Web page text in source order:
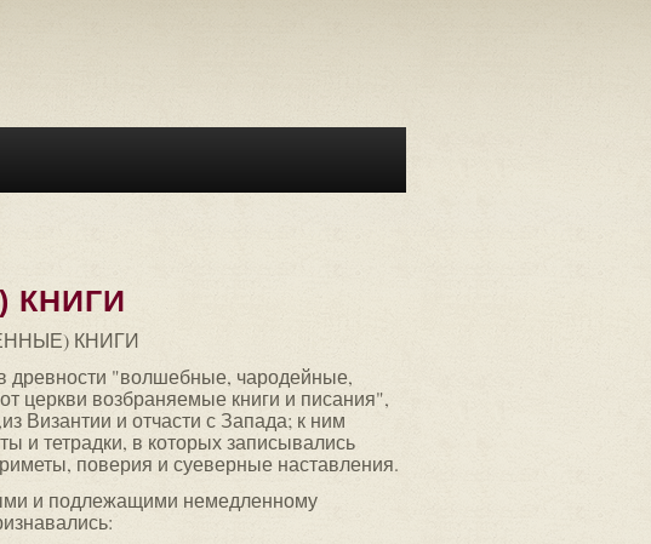
КНИГИ
КНИГИ
"волшебные, чародейные,
церкви возбраняемые книги и писания",
Византии и отчасти с Запада; к ним
и тетрадки, в которых записывались
поверия и суеверные наставления.
и подлежащими немедленному